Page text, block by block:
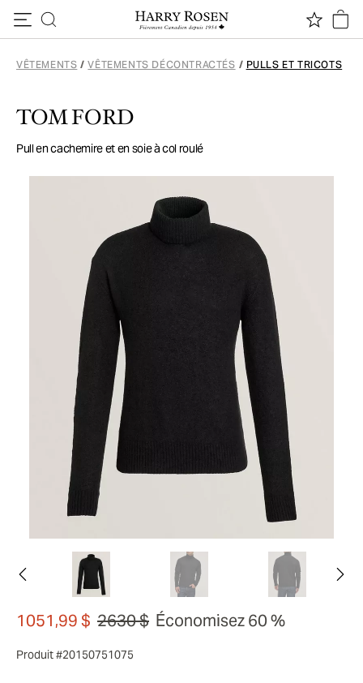
VÊTEMENTS / VÊTEMENTS DÉCONTRACTÉS / PULLS ET TRICOTS
TOM FORD
Pull en cachemire et en soie à col roulé
1051,99 $ 2630 $ Économisez 60 %
Produit #20150751075